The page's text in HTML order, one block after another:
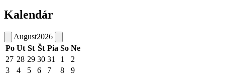
Kalendár
August2026
Po Ut St Št Pia So Ne
27 28 29 30 31 1
2
3
4 5 6 7 8
9